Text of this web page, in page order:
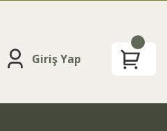
Giriş Yap